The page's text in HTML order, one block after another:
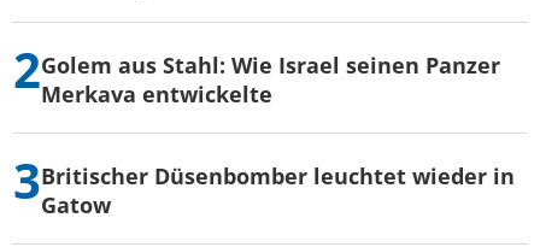
Golem aus Stahl: Wie Israel seinen Panzer
Merkava entwickelte
Britischer Düsenbomber leuchtet wieder in
Gatow